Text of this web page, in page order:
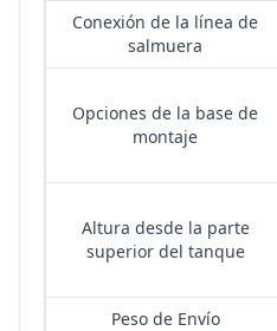
Conexión de la línea de
salmuera
Opciones de la base de
montaje
Altura desde la parte
superior del tanque
Peso de Envío